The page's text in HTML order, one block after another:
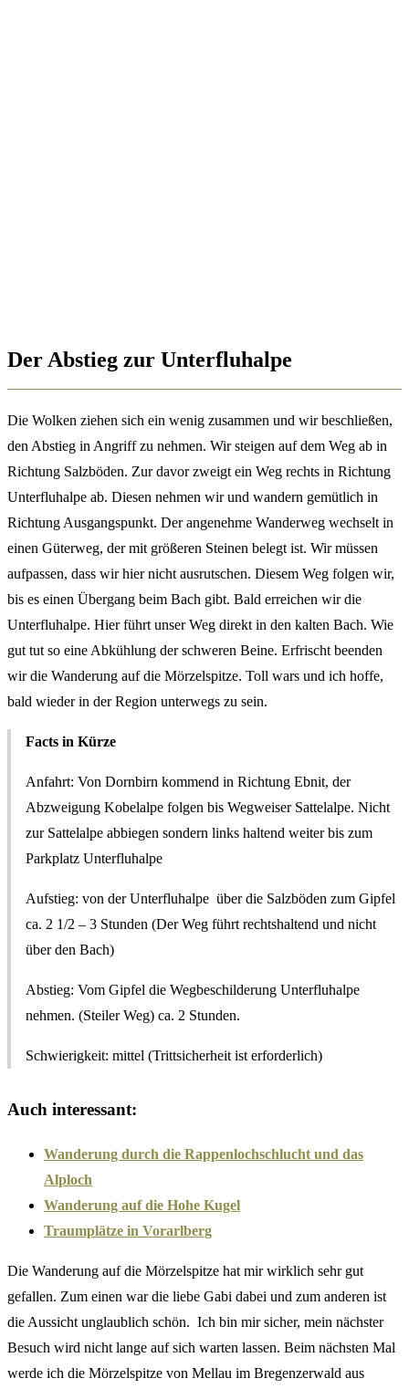
Der Abstieg zur Unterfluhalpe
Die Wolken ziehen sich ein wenig zusammen und wir beschließen,
den Abstieg in Angriff zu nehmen. Wir steigen auf dem Weg ab in
Richtung Salzböden. Zur davor zweigt ein Weg rechts in Richtung
Unterfluhalpe ab. Diesen nehmen wir und wandern gemütlich in
Richtung Ausgangspunkt. Der angenehme Wanderweg wechselt in
einen Güterweg, der mit größeren Steinen belegt ist. Wir müssen
aufpassen, dass wir hier nicht ausrutschen. Diesem Weg folgen wir,
bis es einen Übergang beim Bach gibt. Bald erreichen wir die
Unterfluhalpe. Hier führt unser Weg direkt in den kalten Bach. Wie
gut tut so eine Abkühlung der schweren Beine. Erfrischt beenden
wir die Wanderung auf die Mörzelspitze. Toll wars und ich hoffe,
bald wieder in der Region unterwegs zu sein.
Facts in Kürze
Anfahrt: Von Dornbirn kommend in Richtung Ebnit, der
Abzweigung Kobelalpe folgen bis Wegweiser Sattelalpe. Nicht
zur Sattelalpe abbiegen sondern links haltend weiter bis zum
Parkplatz Unterfluhalpe
Aufstieg: von der Unterfluhalpe über die Salzböden zum Gipfel
ca. 2 1/2 – 3 Stunden (Der Weg führt rechtshaltend und nicht
über den Bach)
Abstieg: Vom Gipfel die Wegbeschilderung Unterfluhalpe
nehmen. (Steiler Weg) ca. 2 Stunden.
Schwierigkeit: mittel (Trittsicherheit ist erforderlich)
Auch interessant:
Wanderung durch die Rappenlochschlucht und das
Alploch
Wanderung auf die Hohe Kugel
Traumplätze in Vorarlberg
Die Wanderung auf die Mörzelspitze hat mir wirklich sehr gut
gefallen. Zum einen war die liebe Gabi dabei und zum anderen ist
die Aussicht unglaublich schön. Ich bin mir sicher, mein nächster
Besuch wird nicht lange auf sich warten lassen. Beim nächsten Mal
werde ich die Mörzelspitze von Mellau im Bregenzerwald aus